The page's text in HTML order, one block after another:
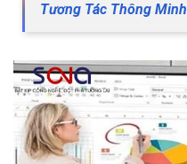
Tương Tác Thông Minh